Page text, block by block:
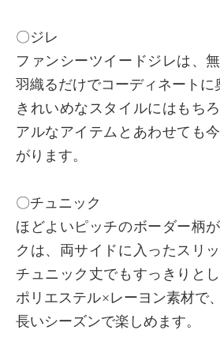
〇ジレ
ファンシーツイードジレは、
羽織るだけでコーディネートに
きれいめなスタイルにはもち
アルなアイテムとあわせても
がります。
〇チュニック
ほどよいピッチのボーダー柄
クは、両サイドに入ったスリ
チュニック丈でもすっきりと
ポリエステル×レーヨン素材で
長いシーズンで楽しめます。